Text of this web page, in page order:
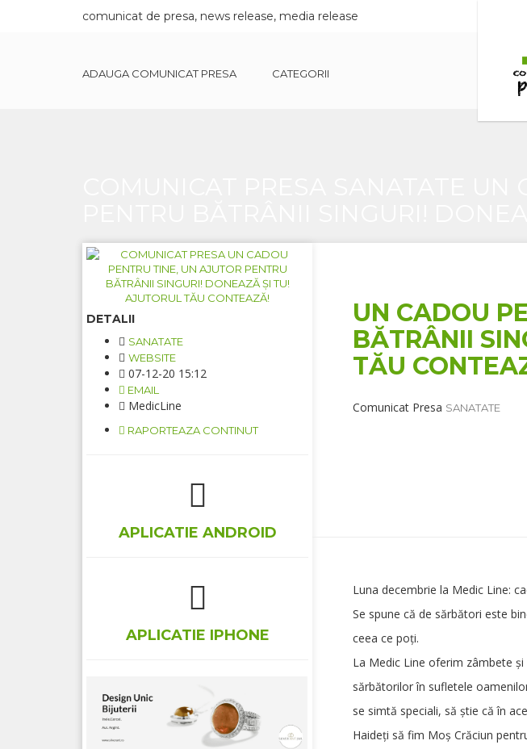
comunicat de presa, news release, media release
ADAUGA COMUNICAT PRESA CATEGORII
DETALII
SANATATE
WEBSITE
07-12-20 15:12
EMAIL
MedicLine
RAPORTEAZA CONTINUT
APLICATIE ANDROID
APLICATIE IPHONE
UN CADOU
BĂTRÂNII
TĂU
Comunicat Presa SANATATE
Luna decembrie la Medic Line:
Se spune că de sărbători este
ceea ce poți.
La Medic Line oferim zâmbete
sărbătorilor în sufletele
se simtă speciali, să știe că în
Haideți să fim Moș Crăciun